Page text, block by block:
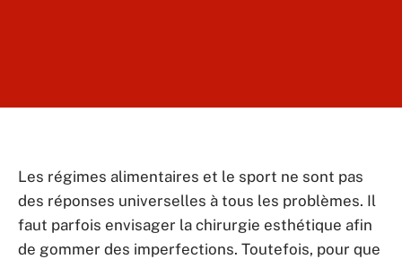
Les régimes alimentaires et le sport ne sont pas
des réponses universelles à tous les problèmes. Il
faut parfois envisager la chirurgie esthétique afin
de gommer des imperfections. Toutefois, pour que